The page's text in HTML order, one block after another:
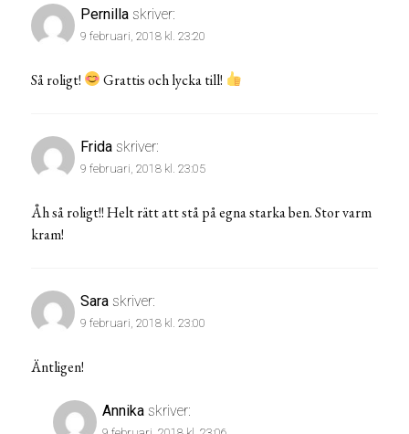
Pernilla skriver:
9 februari, 2018 kl. 23:20
Så roligt! Grattis och lycka till!
Frida skriver:
9 februari, 2018 kl. 23:05
Åh så roligt!! Helt rätt att stå på egna starka ben. Stor varm
kram!
Sara skriver:
9 februari, 2018 kl. 23:00
Äntligen!
Annika skriver: